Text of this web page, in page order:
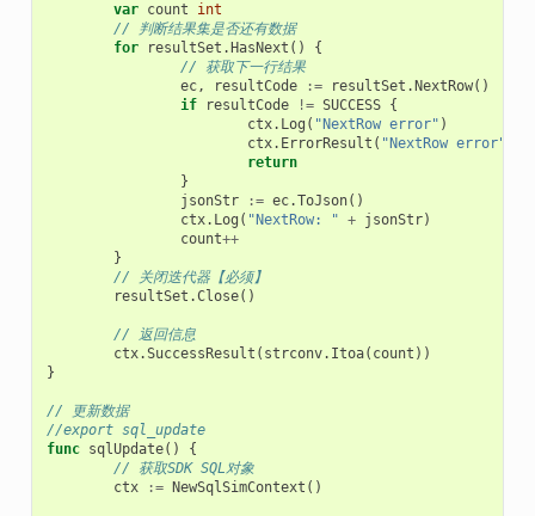
var count
int
// 判断结果集是否还有数据
for
resultSet . HasNext ()
{
// 获取下一行结果
ec, resultCode := resultSet . NextRow()
if
resultCode != SUCCESS {
ctx. Log ( "NextRow error" )
ctx. ErrorResult ( "NextRow error"
return
}
jsonStr
:= ec.ToJson()
ctx. Log ( "NextRow: " + jsonStr)
count++
}
// 关闭迭代器【必须】
resultSet .Close()
// 返回信息
ctx.SuccessResult ( strconv. Itoa( count ))
}
// 更新数据
//export sql_update
func sqlUpdate()
{
// 获取SDK SQL对象
ctx
:= NewSqlSimContext ()